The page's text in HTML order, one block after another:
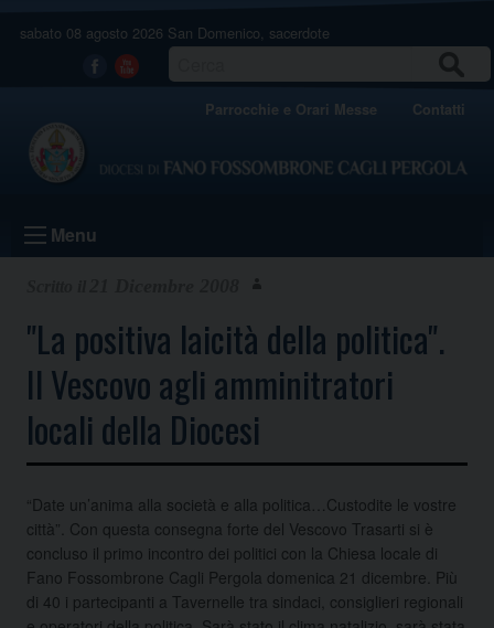
sabato 08 agosto 2026 San Domenico, sacerdote
Facebook
Youtube
Parrocchie e Orari Messe Contatti
Menu
"La positiva laicità della politica".
Il Vescovo agli amminitratori
locali della Diocesi
“Date un’anima alla società e alla politica…Custodite le vostre
città”. Con questa consegna forte del Vescovo Trasarti si è
concluso il primo incontro dei politici con la Chiesa locale di
Fano Fossombrone Cagli Pergola domenica 21 dicembre. Più
di 40 i partecipanti a Tavernelle tra sindaci, consiglieri regionali